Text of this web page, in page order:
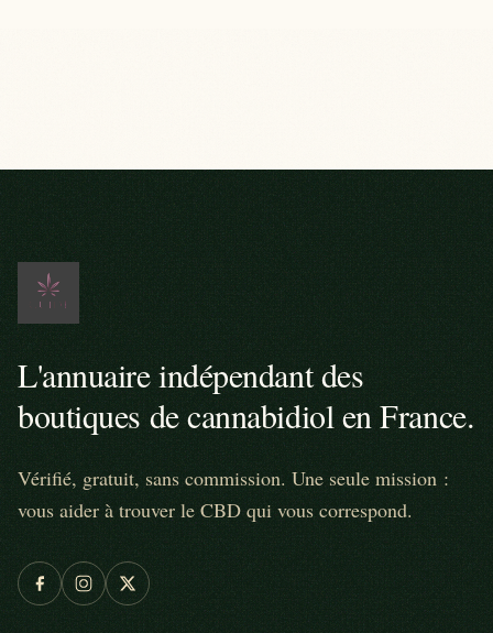
L'annuaire indépendant des
boutiques de cannabidiol en France.
Vérifié, gratuit, sans commission. Une seule mission :
vous aider à trouver le CBD qui vous correspond.